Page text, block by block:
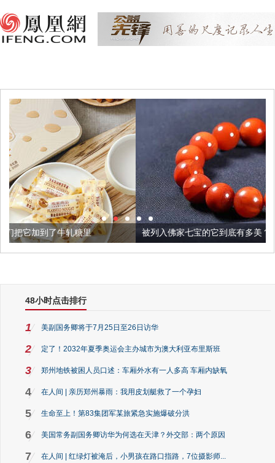
里 被列入佛家七宝的它到底有多美？
48小时点击排行
1 美副国务卿将于7月25日至26日访华
2 定了！2032年夏季奥运会主办城市为澳大利亚布里斯班
3 郑州地铁被困人员口述：车厢外水有一人多高 车厢内缺氧
4 在人间 | 亲历郑州暴雨：我用皮划艇救了一个孕妇
5 生命至上！第83集团军某旅紧急实施爆破分洪
6 美国常务副国务卿访华为何选在天津？外交部：两个原因
7 在人间 | 红绿灯被淹后，小男孩在路口指路，7位摄影师...